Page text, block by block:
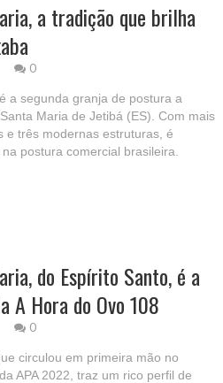
a tradição que brilha
0
a segunda granja de postura a
Maria de Jetibá (ES). Com mais
e três modernas estruturas, é
postura comercial brasileira.
do Espírito Santo, é a
A Hora do Ovo 108
0
circulou em primeira mão no
APA 2022, traz um rico perfil de